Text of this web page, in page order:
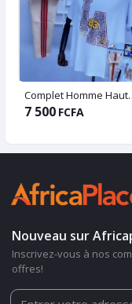
Complet
7 500 FCFA
Nouveau sur
Inscrivez-vous à nos
offres!